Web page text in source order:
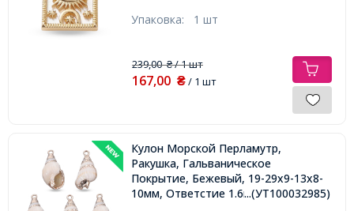
Упаковка: 1 шт
239,00₴/ 1 шт
167,00 ₴/ 1 шт
Кулон Морской Перламутр,
Ракушка, Гальваническое
Покрытие, Бежевый, 19-29х9-13х8-
10мм, Ответстие 1.6мм,...(УТ100032985)